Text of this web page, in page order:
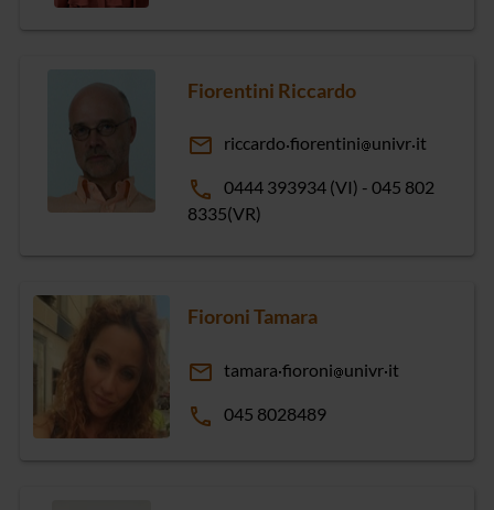
Fiorentini Riccardo
email riccardo fiorentini univr it
phone
0444 393934 (VI) - 045 802
8335(VR)
Fioroni Tamara
email tamara fioroni univr it
phone 045 8028489